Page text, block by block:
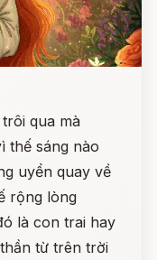
qua mà
thế sáng nào
uyển quay về
rộng lòng
là con trai hay
từ trên trời